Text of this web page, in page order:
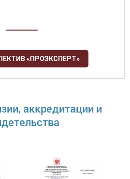
«ПРОЭКСПЕРТ»
аккредитации и